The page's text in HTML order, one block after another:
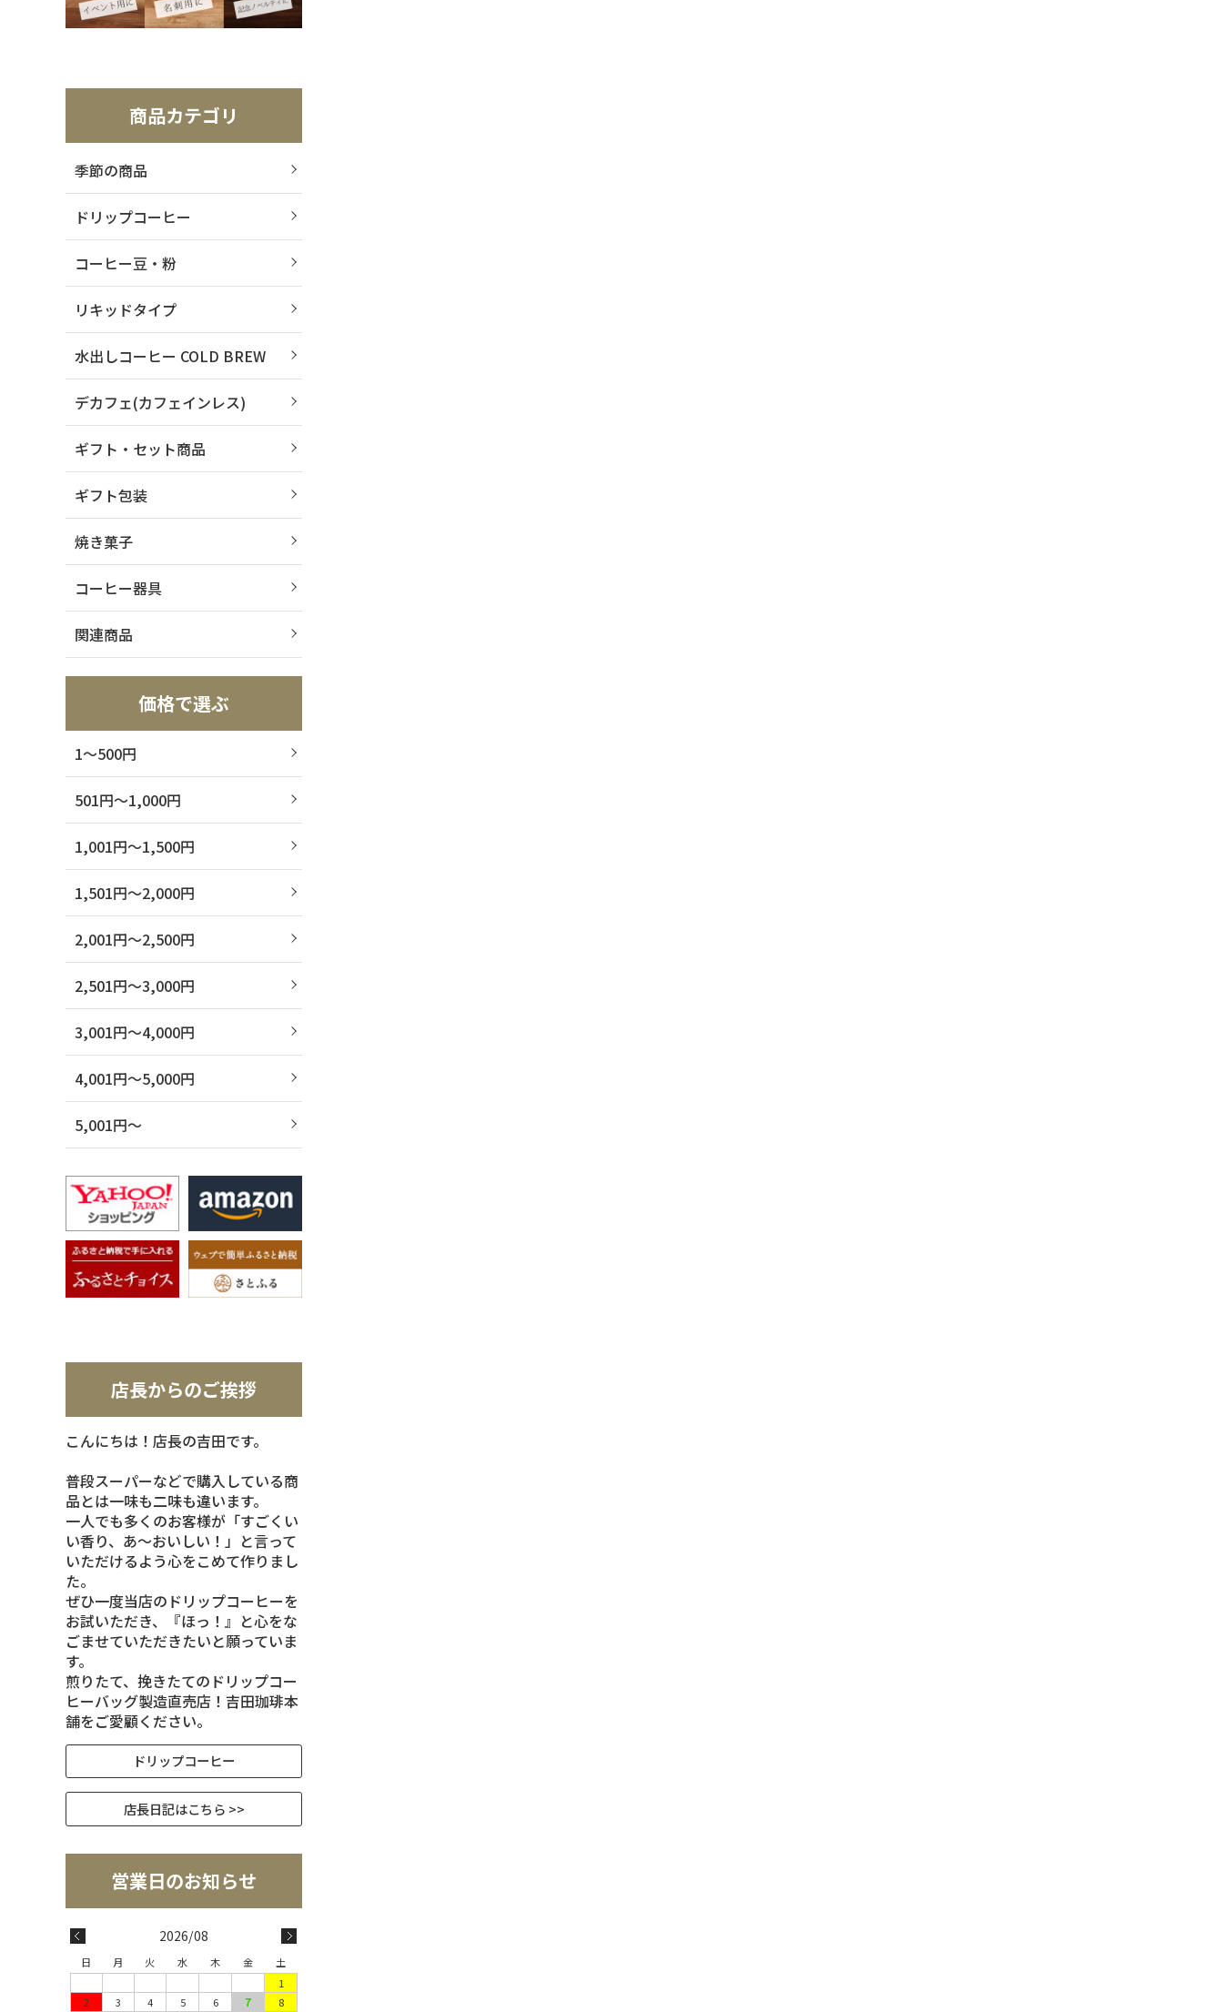
商品カテゴリ
季節の商品
ドリップコーヒー
コーヒー豆・粉
リキッドタイプ
水出しコーヒー COLD BREW
デカフェ(カフェインレス)
ギフト・セット商品
ギフト包装
焼き菓子
コーヒー器具
関連商品
価格で選ぶ
1～500円
501円～1,000円
1,001円～1,500円
1,501円～2,000円
2,001円～2,500円
2,501円～3,000円
3,001円～4,000円
4,001円～5,000円
5,001円～
店長からのご挨拶
こんにちは！店長の吉田です。
普段スーパーなどで購入している商
品とは一味も二味も違います。
一人でも多くのお客様が「すごくい
い香り、あ～おいしい！」と言って
いただけるよう心をこめて作りまし
た。
ぜひ一度当店のドリップコーヒーを
お試いただき、『ほっ！』と心をな
ごませていただきたいと願っていま
す。
煎りたて、挽きたてのドリップコー
ヒーバッグ製造直売店！吉田珈琲本
舗をご愛顧ください。
ドリップコーヒー
店長日記はこちら >>
2026/08
日 月 火 水 木 金
土
1
2
3 4 5 6 7 8